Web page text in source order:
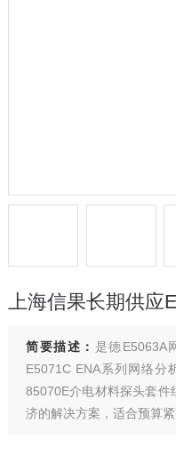
上海信果长期供应
简要描述： 是德E5063A
E5071C ENA系列网络分
85070E介电材料探头套件
济的解决方案，适合预算